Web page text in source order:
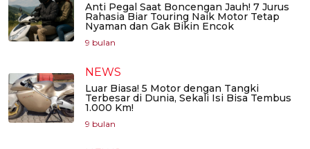
Anti Pegal Saat Boncengan Jauh! 7 Jurus
Rahasia Biar Touring Naik Motor Tetap
Nyaman dan Gak Bikin Encok
9 bulan
NEWS
Luar Biasa! 5 Motor dengan Tangki
Terbesar di Dunia, Sekali Isi Bisa Tembus
1.000 Km!
9 bulan